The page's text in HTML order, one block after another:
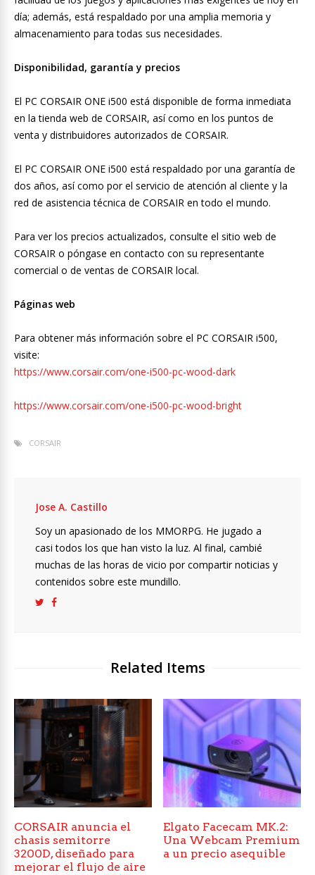
día; además, está respaldado por una amplia memoria y
almacenamiento para todas sus necesidades.
Disponibilidad, garantía y precios
El PC CORSAIR ONE i500 está disponible de forma inmediata
en la tienda web de CORSAIR, así como en los puntos de
venta y distribuidores autorizados de CORSAIR.
El PC CORSAIR ONE i500 está respaldado por una garantía de
dos años, así como por el servicio de atención al cliente y la
red de asistencia técnica de CORSAIR en todo el mundo.
Para ver los precios actualizados, consulte el sitio web de
CORSAIR o póngase en contacto con su representante
comercial o de ventas de CORSAIR local.
Páginas web
Para obtener más información sobre el PC CORSAIR i500,
visite:
https://www.corsair.com/one-i500-pc-wood-dark
https://www.corsair.com/one-i500-pc-wood-bright
CORSAIR
Jose A. Castillo
Soy un apasionado de los MMORPG. He jugado a
casi todos los que han visto la luz. Al final, cambié
muchas de las horas de vicio por compartir noticias y
contenidos sobre este mundillo.
Related Items
CORSAIR anuncia el
chasis semitorre
3200D, diseñado para
mejorar el flujo de aire
Elgato Facecam MK.2:
Una Webcam Premium
a un precio asequible